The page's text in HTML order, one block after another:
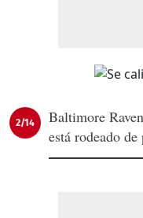
2/14
Baltimore
está rodeado